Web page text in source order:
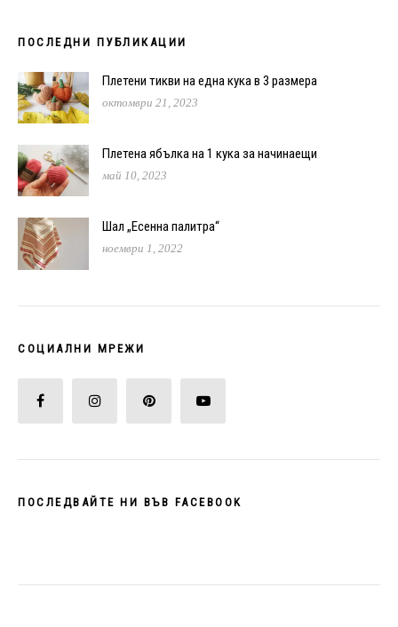
ПОСЛЕДНИ ПУБЛИКАЦИИ
Плетени тикви на една кука в 3 размера
октомври 21, 2023
Плетена ябълка на 1 кука за начинаещи
май 10, 2023
Шал „Есенна палитра“
ноември 1, 2022
СОЦИАЛНИ МРЕЖИ
ПОСЛЕДВАЙТЕ НИ ВЪВ FACEBOOK